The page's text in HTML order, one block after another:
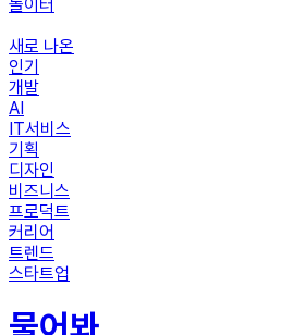
놀이터
새로 나온
인기
개발
AI
IT서비스
기획
디자인
비즈니스
프로덕트
커리어
트렌드
스타트업